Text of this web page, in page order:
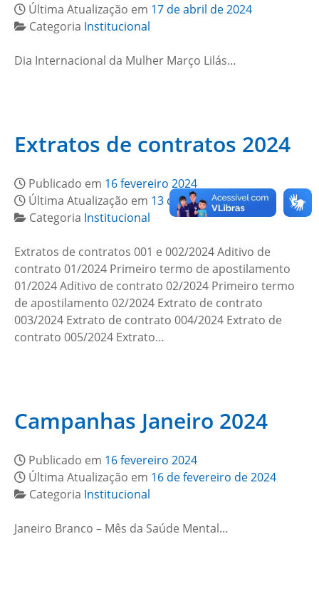
Última Atualização em 17 de abril de 2024
Categoria Institucional
Dia Internacional da Mulher Março Lilás…
Extratos de contratos 2024
Publicado em 16 fevereiro 2024
Última Atualização em 13 de janeiro de 2026
Categoria Institucional
Extratos de contratos 001 e 002/2024 Aditivo de
contrato 01/2024 Primeiro termo de apostilamento
01/2024 Aditivo de contrato 02/2024 Primeiro termo
de apostilamento 02/2024 Extrato de contrato
003/2024 Extrato de contrato 004/2024 Extrato de
contrato 005/2024 Extrato…
Campanhas Janeiro 2024
Publicado em 16 fevereiro 2024
Última Atualização em 16 de fevereiro de 2024
Categoria Institucional
Janeiro Branco – Mês da Saúde Mental…